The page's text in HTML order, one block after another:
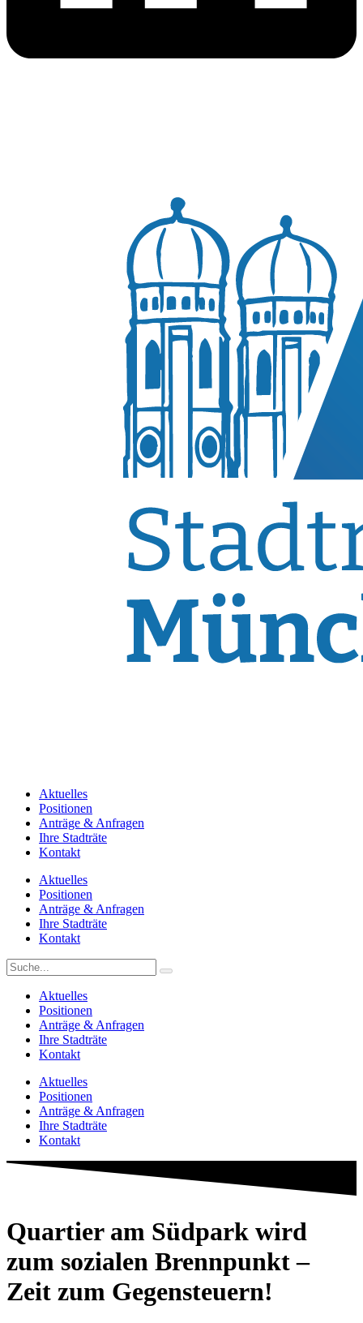
Aktuelles
Positionen
Anträge & Anfragen
Ihre Stadträte
Kontakt
Aktuelles
Positionen
Anträge & Anfragen
Ihre Stadträte
Kontakt
Aktuelles
Positionen
Anträge & Anfragen
Ihre Stadträte
Kontakt
Aktuelles
Positionen
Anträge & Anfragen
Ihre Stadträte
Kontakt
Quartier am Südpark wird
zum sozialen Brennpunkt –
Zeit zum Gegensteuern!